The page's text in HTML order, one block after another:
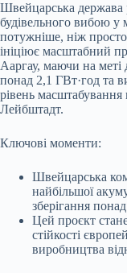
Швейцарська держава
будівельного вибою у
потужніше, ніж
ініціює масштабний
Ааргау, маючи на меті
понад 2,1 ГВт·год та
рівень
Лейбштадт.
Ключові моменти:
Швейцарська
найбільшої
зберігання
Цей проєкт
стійкості
виробництва